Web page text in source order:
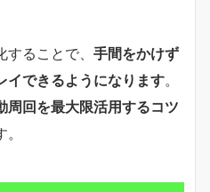
ることで、 手間をかけず
イできるようになります。
周回を最大限活用するコツ